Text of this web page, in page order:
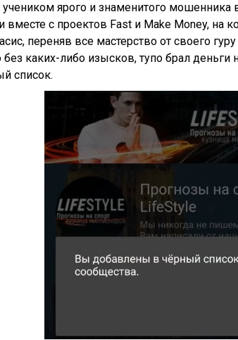
ярого и знаменитого
вместе с проектов Fast и Make Money, на
переняв все мастерство от своего
каких-либо изысков, тупо брал деньги
список.